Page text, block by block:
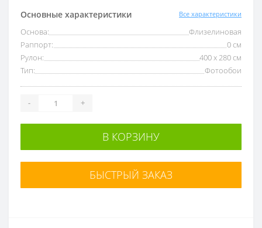
Основные характеристики Все характеристики
Основа:
Флизелиновая
Раппорт:
0 см
Рулон:
400 x 280 см
Тип:
Фотообои
- +
В КОРЗИНУ
БЫСТРЫЙ ЗАКАЗ